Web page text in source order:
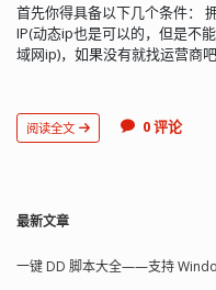
首先你得具备以下几个条件：
IP(动态ip也是可以的，但是不
域网ip)，如果没有就找运营商
的是DNSPOD的动态解析服务，
有自己的域名DNSPOD账号，并
们先注册一个域名，随便一家注
DNSPOD的账号，传送门：
阅读全文 0 评论
最新文章
一键 DD 脚本大全——支持